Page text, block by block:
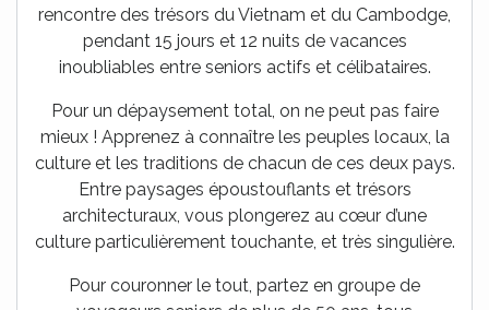
rencontre des trésors du Vietnam et du Cambodge,
pendant 15 jours et 12 nuits de vacances
inoubliables entre seniors actifs et célibataires.
Pour un dépaysement total, on ne peut pas faire
mieux ! Apprenez à connaître les peuples locaux, la
culture et les traditions de chacun de ces deux pays.
Entre paysages époustouflants et trésors
architecturaux, vous plongerez au cœur d’une
culture particulièrement touchante, et très singulière.
Pour couronner le tout, partez en groupe de